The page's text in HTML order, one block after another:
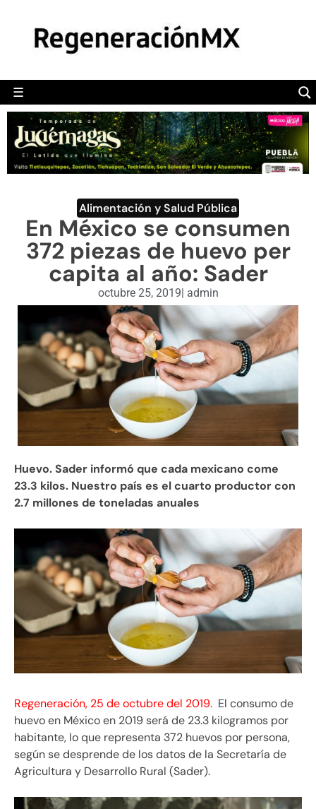
☰
POLÍTICA
CAMALEÓN
OPINIÓN
DEPORTES
ENGLISH SECTION
VIDEOS
Alimentación y Salud Pública
En México se consumen
372 piezas de huevo per
capita al año: Sader
octubre 25, 2019| admin
Huevo. Sader informó que cada mexicano come
23.3 kilos. Nuestro país es el cuarto productor con
2.7 millones de toneladas anuales
Regeneración, 25 de octubre del 2019. El consumo de
huevo en México en 2019 será de 23.3 kilogramos por
habitante, lo que representa 372 huevos por persona,
según se desprende de los datos de la Secretaría de
Agricultura y Desarrollo Rural (Sader).